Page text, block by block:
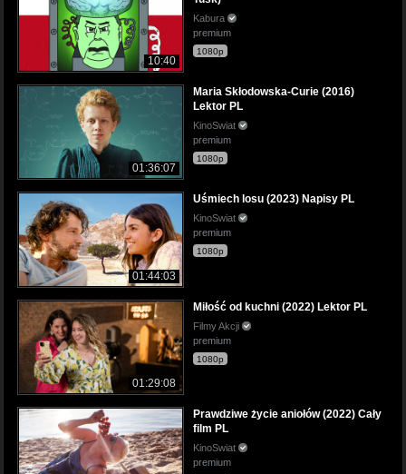
10:40
Kabura
premium
1080p
01:36:07
Maria Skłodowska-Curie (2016)
Lektor PL
KinoSwiat
premium
1080p
01:44:03
Uśmiech losu (2023) Napisy PL
KinoSwiat
premium
1080p
01:29:08
Miłość od kuchni (2022) Lektor PL
Filmy Akcji
premium
1080p
Prawdziwe życie aniołów (2022) Cały
film PL
KinoSwiat
premium